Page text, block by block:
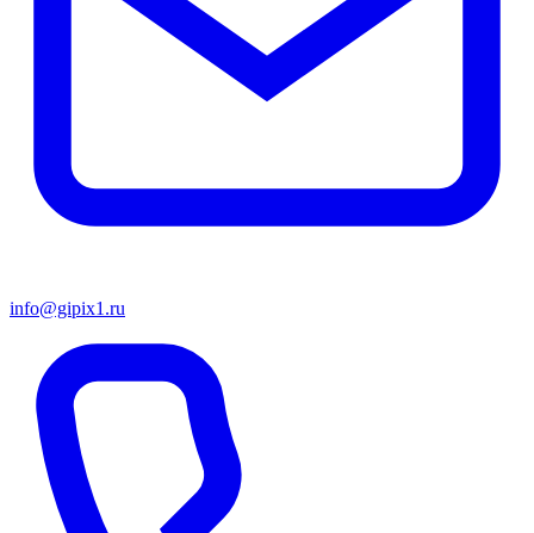
info@gipix1.ru